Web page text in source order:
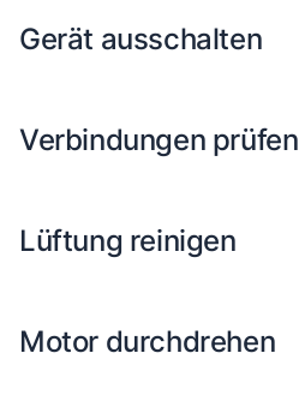
Gerät ausschalten
Verbindungen prüfen
Lüftung reinigen
Motor durchdrehen